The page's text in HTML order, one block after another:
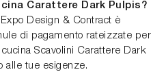
Carattere Dark Pulpis?
Design & Contract è
di pagamento rateizzate per
Scavolini Carattere Dark
alle tue esigenze.